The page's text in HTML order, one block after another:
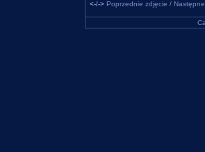
<-/->Poprzednie zdjęcie /